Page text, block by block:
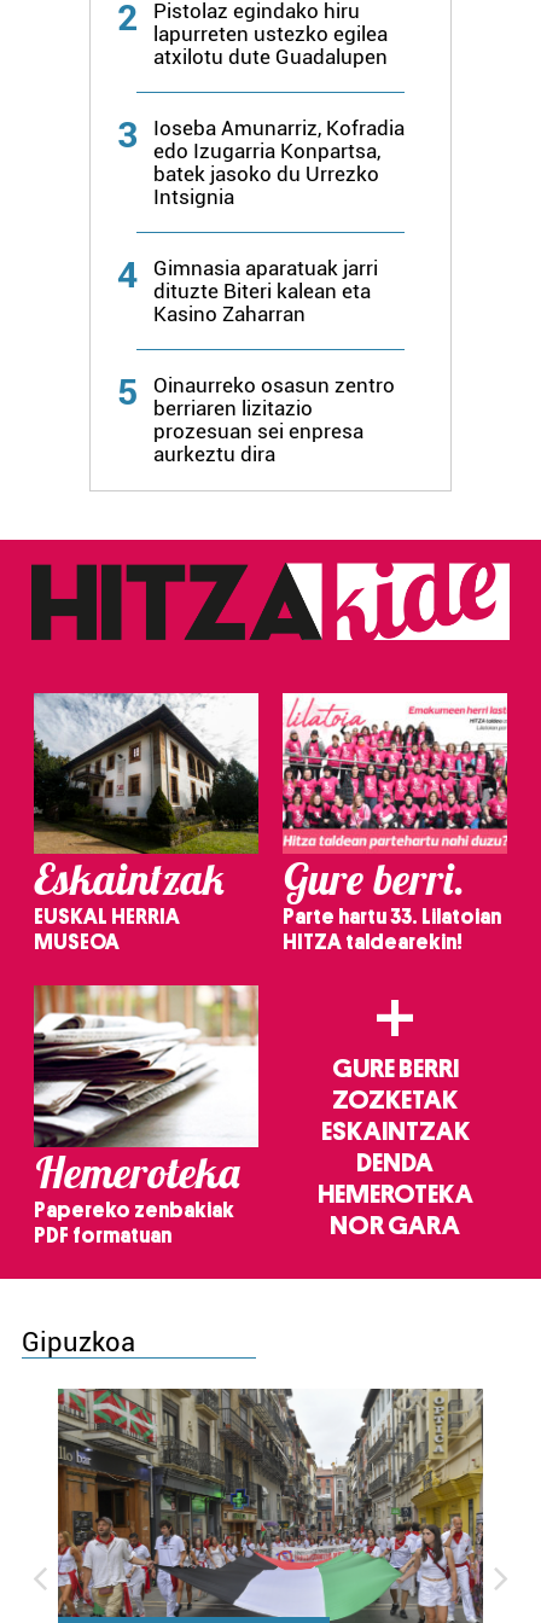
2
Pistolaz egindako hiru
lapurreten ustezko egilea
atxilotu dute Guadalupen
3
Ioseba Amunarriz, Kofradia
edo Izugarria Konpartsa,
batek jasoko du Urrezko
Intsignia
4
Gimnasia aparatuak jarri
dituzte Biteri kalean eta
Kasino Zaharran
5
Oinaurreko osasun zentro
berriaren lizitazio
prozesuan sei enpresa
aurkeztu dira
Eskaintzak
EUSKAL HERRIA
MUSEOA
Gure berri.
Parte hartu 33. Lilatoian
HITZA taldearekin!
Hemeroteka
Papereko zenbakiak
PDF formatuan
+
GURE BERRI
ZOZKETAK
ESKAINTZAK
DENDA
HEMEROTEKA
NOR GARA
Gipuzkoa